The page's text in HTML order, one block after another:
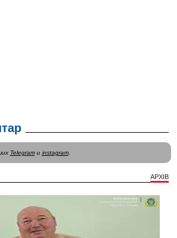
Telegramи instagram.
АРХІВ